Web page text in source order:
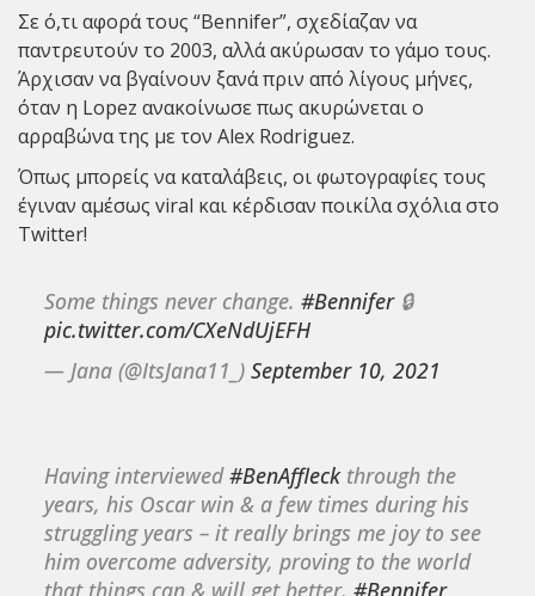
Σε ό,τι αφορά τους “Bennifer”, σχεδίαζαν να
παντρευτούν το 2003, αλλά ακύρωσαν το γάμο τους.
Άρχισαν να βγαίνουν ξανά πριν από λίγους μήνες,
όταν η Lopez ανακοίνωσε πως ακυρώνεται ο
αρραβώνα της με τον Alex Rodriguez.
Όπως μπορείς να καταλάβεις, οι φωτογραφίες τους
έγιναν αμέσως viral και κέρδισαν ποικίλα σχόλια στο
Twitter!
Some things never change. #Bennifer🔒
pic.twitter.com/CXeNdUjEFH
— Jana (@ItsJana11_) September 10, 2021
Having interviewed#BenAffleckthrough the
years, his Oscar win & a few times during his
struggling years – it really brings me joy to see
him overcome adversity, proving to the world
that things can & will get better. #Bennifer